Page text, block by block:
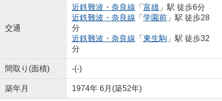
交通
近鉄難波・奈良線 「 富雄」駅 徒歩6分
近鉄難波・奈良線 「 学園前」駅 徒歩28
分
近鉄難波・奈良線 「 東生駒」駅 徒歩32
分
間取り(面積) -(-)
築年月 1974年 6月(築52年)